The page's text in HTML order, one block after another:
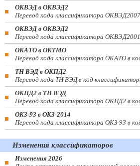
ОКВЭД в ОКВЭД2
Перевод кода классификатора
ОКВЭД в ОКВЭД2
Перевод кода классификатора
ОКАТО в ОКТМО
Перевод кода классификатора ОКАТО в
ТН ВЭД в ОКПД2
Перевод кода ТН ВЭД в код
ОКПД2 в ТН ВЭД
Перевод кода классификатора ОКПД2 в
ОКЗ-93 в ОКЗ-2014
Перевод кода классификатора ОКЗ-93 в
Изменения классификаторов
Изменения 2026